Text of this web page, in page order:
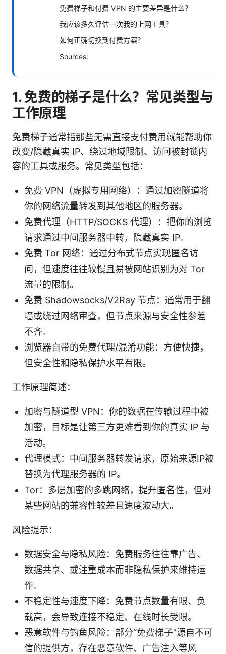
免费梯子和付费 VPN 的主要差异是什么？
我应该多久评估一次我的上网工具？
如何正确切换到付费方案？
Sources:
1. 免费的梯子是什么？常见类型与
工作原理
免费梯子通常指那些无需直接支付费用就能帮助你
改变/隐藏真实 IP、绕过地域限制、访问被封锁内
容的工具或服务。常见类型包括：
免费 VPN（虚拟专用网络）：通过加密隧道将
你的网络流量转发到其他地区的服务器。
免费代理（HTTP/SOCKS 代理）：把你的浏览
请求通过中间服务器中转，隐藏真实 IP。
免费 Tor 网络：通过分布式节点实现匿名访
问，但速度往往较慢且易被网站识别为对 Tor
流量的限制。
免费 Shadowsocks/V2Ray 节点：通常用于翻
墙或绕过网络审查，但节点来源与安全性参差
不齐。
浏览器自带的免费代理/混淆功能：方便快捷，
但安全性和隐私保护水平有限。
工作原理简述：
加密与隧道型 VPN：你的数据在传输过程中被
加密，目标是让第三方更难看到你的真实 IP 与
活动。
代理模式：中间服务器转发请求，原始来源IP被
替换为代理服务器的 IP。
Tor：多层加密的多跳网络，提升匿名性，但对
某些网站的兼容性较差且速度波动大。
风险提示：
数据安全与隐私风险：免费服务往往靠广告、
数据共享、或注重成本而非隐私保护来维持运
作。
不稳定性与速度下降：免费节点数量有限、负
载高，会导致连接不稳定、在线时长受限。
恶意软件与钓鱼风险：部分“免费梯子”源自不可
信的提供方，存在恶意软件、广告注入等风